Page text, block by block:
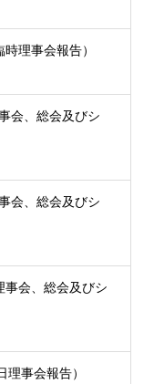
理事会報告）
会、総会及びシ
会、総会及びシ
会、総会及びシ
事会報告）